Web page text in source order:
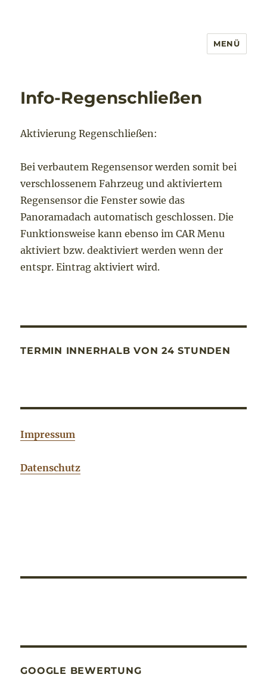
MENÜ
Info-Regenschließen
Aktivierung Regenschließen:
Bei verbautem Regensensor werden somit bei
verschlossenem Fahrzeug und aktiviertem
Regensensor die Fenster sowie das
Panoramadach automatisch geschlossen. Die
Funktionsweise kann ebenso im CAR Menu
aktiviert bzw. deaktiviert werden wenn der
entspr. Eintrag aktiviert wird.
TERMIN INNERHALB VON 24 STUNDEN
Impressum
Datenschutz
GOOGLE BEWERTUNG